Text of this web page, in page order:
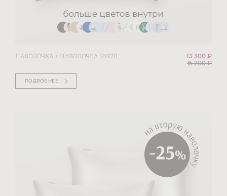
НАВОЛОЧКА + НАВОЛОЧКА 50Х70
13 300 ₽
15 200₽
ПОДРОБНЕЕ